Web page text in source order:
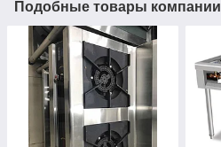
Подобные товары компании